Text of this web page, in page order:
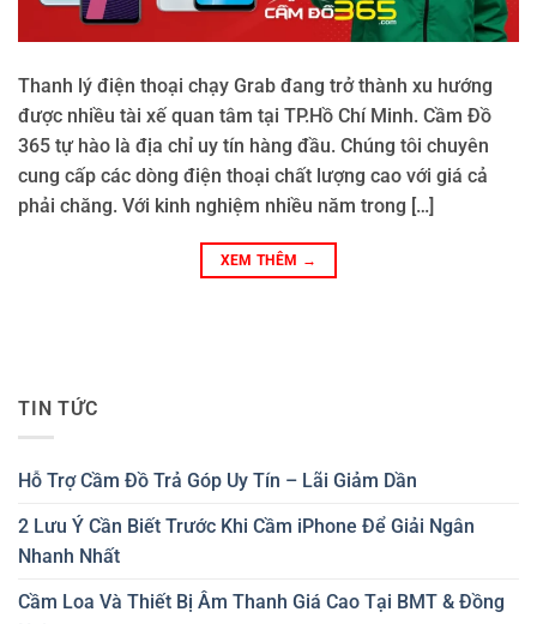
Thanh lý điện thoại chạy Grab đang trở thành xu hướng
được nhiều tài xế quan tâm tại TP.Hồ Chí Minh. Cầm Đồ
365 tự hào là địa chỉ uy tín hàng đầu. Chúng tôi chuyên
cung cấp các dòng điện thoại chất lượng cao với giá cả
phải chăng. Với kinh nghiệm nhiều năm trong […]
XEM THÊM →
TIN TỨC
Hỗ Trợ Cầm Đồ Trả Góp Uy Tín – Lãi Giảm Dần
2 Lưu Ý Cần Biết Trước Khi Cầm iPhone Để Giải Ngân
Nhanh Nhất
Cầm Loa Và Thiết Bị Âm Thanh Giá Cao Tại BMT & Đồng